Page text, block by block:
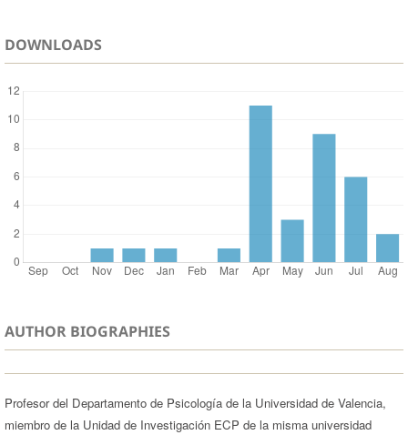
DOWNLOADS
AUTHOR BIOGRAPHIES
Profesor del Departamento de Psicología de la Universidad de Valencia,
miembro de la Unidad de Investigación ECP de la misma universidad